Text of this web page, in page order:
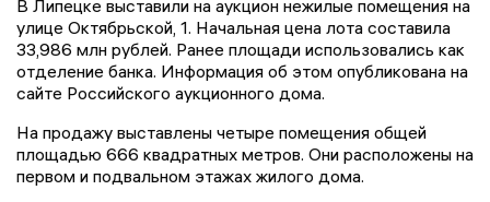
В Липецке выставили на аукцион нежилые помещения на
улице Октябрьской, 1. Начальная цена лота составила
33,986 млн рублей. Ранее площади использовались как
отделение банка. Информация об этом опубликована на
сайте Российского аукционного дома.
На продажу выставлены четыре помещения общей
площадью 666 квадратных метров. Они расположены на
первом и подвальном этажах жилого дома.